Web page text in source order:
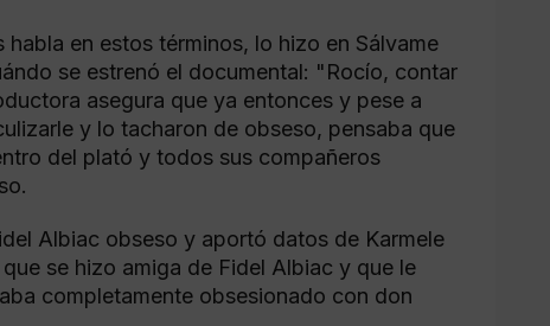
en estos términos, lo hizo en Sálvame
se estrenó el documental: "Rocío, contar
asegura que ya entonces y pese a
y lo tacharon de obseso, pensaba que
del plató y todos sus compañeros
Albiac obseso y aportó datos de Karmele
se hizo amiga de Fidel Albiac y que le
completamente obsesionado con don